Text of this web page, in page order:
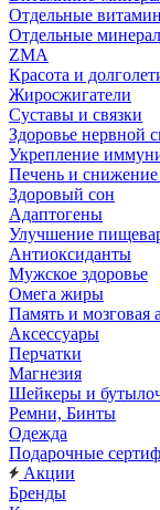
Отдельные
Отдельные
ZMA
Красота и
Жиросжигатели
Суставы и связки
Здоровье нервной
Укрепление
Печень и снижение
Здоровый сон
Адаптогены
Улучшение
Антиоксиданты
Мужское здоровье
Омега жиры
Память и мозговая
Аксессуары
Перчатки
Магнезия
Шейкеры и
Ремни, Бинты
Одежда
Подарочные
Акции
Бренды